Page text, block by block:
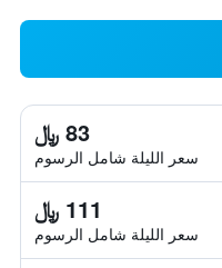
83 ﷼
سعر الليلة شامل الرسوم
111 ﷼
سعر الليلة شامل الرسوم